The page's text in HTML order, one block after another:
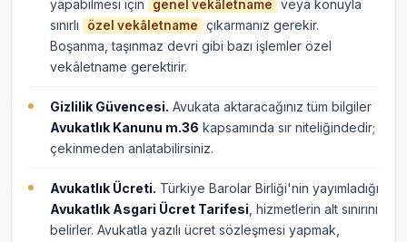
yapabilmesi için
genel vekâletname
veya konuyla
sınırlı
özel vekâletname
çıkarmanız gerekir.
Boşanma, taşınmaz devri gibi bazı işlemler özel
vekâletname gerektirir.
Gizlilik Güvencesi. Avukata aktaracağınız tüm bilgiler
Avukatlık Kanunu m.36 kapsamında sır niteliğindedir;
çekinmeden anlatabilirsiniz.
Avukatlık Ücreti. Türkiye Barolar Birliği'nin yayımladığı
Avukatlık Asgari Ücret Tarifesi , hizmetlerin alt sınırını
belirler. Avukatla yazılı ücret sözleşmesi yapmak,